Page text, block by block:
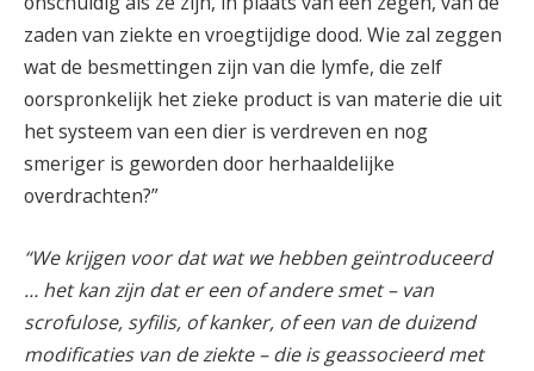
zaden van ziekte en vroegtijdige dood. Wie zal zeggen
wat de besmettingen zijn van die lymfe, die zelf
oorspronkelijk het zieke product is van materie die uit
het systeem van een dier is verdreven en nog
smeriger is geworden door herhaaldelijke
overdrachten?”
“We krijgen voor dat wat we hebben geïntroduceerd
… het kan zijn dat er een of andere smet – van
scrofulose, syfilis, of kanker, of een van de duizend
modificaties van de ziekte – die is geassocieerd met